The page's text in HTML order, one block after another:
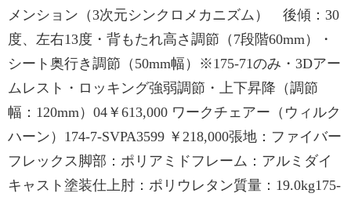
メンション（3次元シンクロメカニズム） 後傾：30
度、左右13度・背もたれ高さ調節（7段階60mm）・
シート奥行き調節（50mm幅）※175-71のみ・3Dアー
ムレスト・ロッキング強弱調節・上下昇降（調節
幅：120mm）04￥613,000 ワークチェアー（ウィルク
ハーン）174-7-SVPA3599 ￥218,000張地：ファイバー
フレックス脚部：ポリアミドフレーム：アルミダイ
キャスト塗装仕上肘：ポリウレタン質量：19.0kg175-